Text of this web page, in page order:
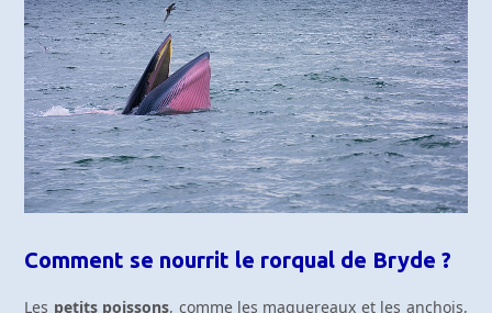
Comment se nourrit le rorqual de Bryde ?
Les petits poissons, comme les maquereaux et les anchois,